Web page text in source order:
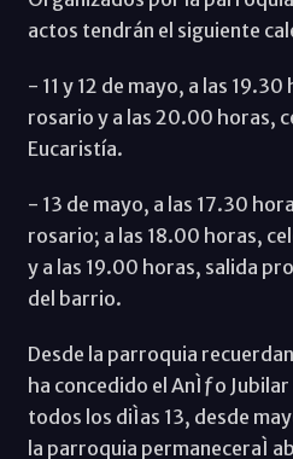
actos tendrán el siguiente
- 11 y 12 de mayo, a las
rosario y a las 20.00 horas,
Eucaristía.
- 13 de mayo, a las 17.30
rosario; a las 18.00 horas,
y a las 19.00 horas, salida
del barrio.
Desde la parroquia
ha concedido el AnÌƒo
todos los diÌas 13, desde
la parroquia permaneceraÌ